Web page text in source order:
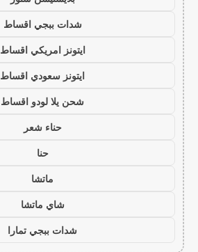
شدات ببجي اقساط
ايتونز امريكي اقساط
ايتونز سعودي اقساط
شحن يلا لودو اقساط
حناء شعر
حنا
ماتشا
شاي ماتشا
شدات ببجي تمارا